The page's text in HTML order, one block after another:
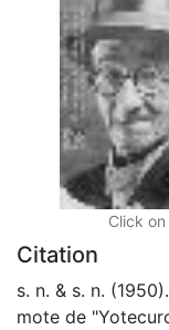
Click
Citation
s. n. & s. n.
mote de